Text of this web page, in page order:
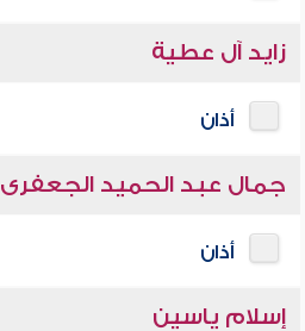
زايد آل عطية
أذان
جمال عبد الحميد الجعفرى
أذان
إسلام ياسين